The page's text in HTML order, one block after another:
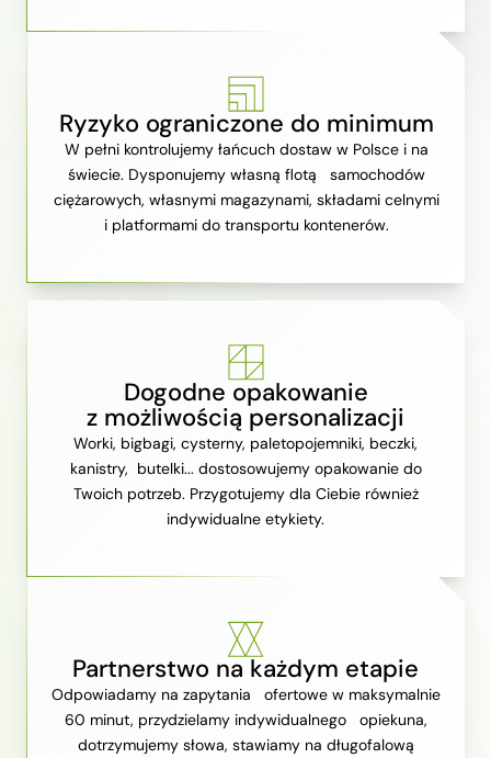
Ryzyko ograniczone do minimum
W pełni kontrolujemy łańcuch dostaw w Polsce i na
świecie. Dysponujemy własną flotą samochodów
ciężarowych, własnymi magazynami, składami celnymi
i platformami do transportu kontenerów.
Dogodne opakowanie
z możliwością personalizacji
Worki, bigbagi, cysterny, paletopojemniki, beczki,
kanistry, butelki... dostosowujemy opakowanie do
Twoich potrzeb. Przygotujemy dla Ciebie również
indywidualne etykiety.
Partnerstwo na każdym etapie
Odpowiadamy na zapytania ofertowe w maksymalnie
60 minut, przydzielamy indywidualnego opiekuna,
dotrzymujemy słowa, stawiamy na długofalową